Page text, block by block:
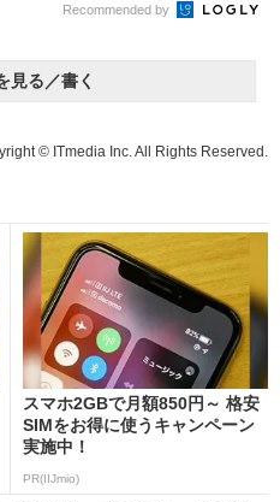
Recommended by
見る／書く
© ITmedia Inc. All Rights Reserved.
スマホ2GBで月額850円～ 格安
SIMをお得に使うキャンペーン
実施中！
PR(IIJmio)